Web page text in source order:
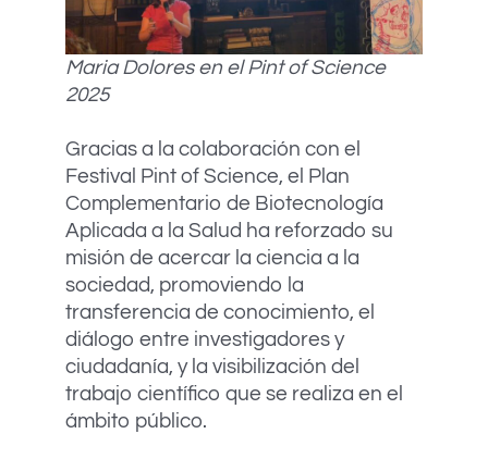
Maria Dolores en el Pint of Science
2025
Gracias a la colaboración con el
Festival Pint of Science, el Plan
Complementario de Biotecnología
Aplicada a la Salud ha reforzado su
misión de acercar la ciencia a la
sociedad, promoviendo la
transferencia de conocimiento, el
diálogo entre investigadores y
ciudadanía, y la visibilización del
trabajo científico que se realiza en el
ámbito público.